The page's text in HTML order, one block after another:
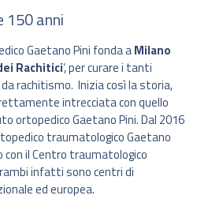
150 anni
Gaetano Pini fonda aMilano
Rachitici‘, per curare i tanti
rachitismo. Inizia così la storia,
intrecciata con quello
ortopedico Gaetano Pini. Dal 2016
traumatologico Gaetano
con il Centro traumatologico
infatti sono centri di
ed europea.